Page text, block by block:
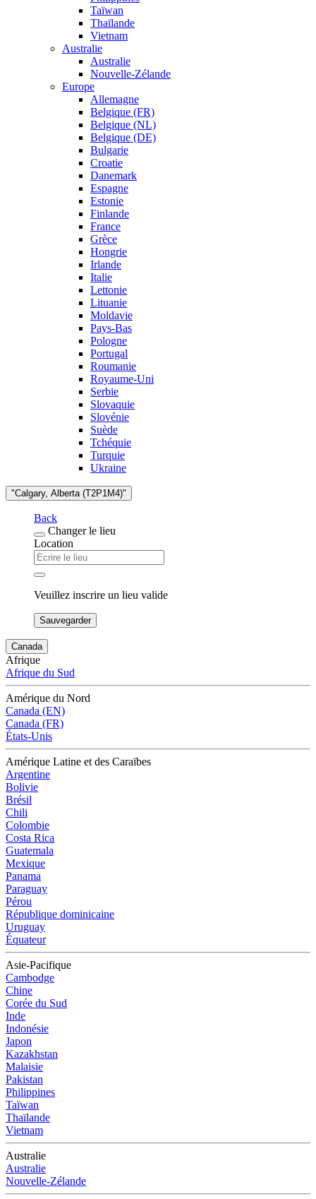
Taïwan
Thaïlande
Vietnam
Australie
Australie
Nouvelle-Zélande
Europe
Allemagne
Belgique (FR)
Belgique (NL)
Belgique (DE)
Bulgarie
Croatie
Danemark
Espagne
Estonie
Finlande
France
Grèce
Hongrie
Irlande
Italie
Lettonie
Lituanie
Moldavie
Pays-Bas
Pologne
Portugal
Roumanie
Royaume-Uni
Serbie
Slovaquie
Slovénie
Suède
Tchéquie
Turquie
Ukraine
"Calgary, Alberta (T2P1M4)"
Back
Changer le lieu
Location
Veuillez inscrire un lieu valide
Sauvegarder
Canada
Afrique
Afrique du Sud
Amérique du Nord
Canada (EN)
Canada (FR)
États-Unis
Amérique Latine et des Caraïbes
Argentine
Bolivie
Brésil
Chili
Colombie
Costa Rica
Guatemala
Mexique
Panama
Paraguay
Pérou
République dominicaine
Uruguay
Équateur
Asie-Pacifique
Cambodge
Chine
Corée du Sud
Inde
Indonésie
Japon
Kazakhstan
Malaisie
Pakistan
Philippines
Taïwan
Thaïlande
Vietnam
Australie
Australie
Nouvelle-Zélande